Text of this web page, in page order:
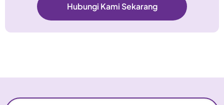
Hubungi Kami Sekarang